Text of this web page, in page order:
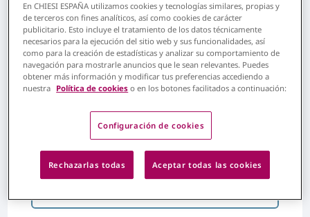
Nuestros productos
Mostrando todos los Productos
Área Terapéutica
En CHIESI ESPAÑA utilizamos cookies y tecnologías similares, propias y
de terceros con fines analíticos, así como cookies de carácter
publicitario. Esto incluye el tratamiento de los datos técnicamente
necesarios para la ejecución del sitio web y sus funcionalidades, así
como para la creación de estadísticas y analizar su comportamiento de
navegación para mostrarle anuncios que le sean relevantes. Puedes
obtener más información y modificar tus preferencias accediendo a
nuestra Política de cookies o en los botones facilitados a continuación:
Configuración de cookies
Rechazarlas todas Aceptar todas las cookies